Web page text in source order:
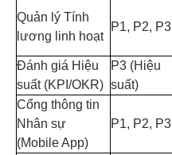
Quản lý Tính
lương linh hoạt
P1, P2, P3
Đánh giá Hiệu
suất (KPI/OKR)
P3 (Hiệu
suất)
Cổng thông tin
Nhân sự
(Mobile App)
P1, P2, P3